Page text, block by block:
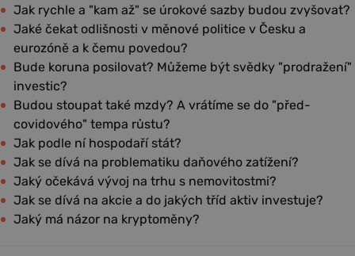
Jak rychle a "kam až" se úrokové sazby budou zvyšovat?
Jaké čekat odlišnosti v měnové politice v Česku a
eurozóně a k čemu povedou?
Bude koruna posilovat? Můžeme být svědky "prodražení"
investic?
Budou stoupat také mzdy? A vrátíme se do "před-
covidového" tempa růstu?
Jak podle ní hospodaří stát?
Jak se dívá na problematiku daňového zatížení?
Jaký očekává vývoj na trhu s nemovitostmi?
Jak se dívá na akcie a do jakých tříd aktiv investuje?
Jaký má názor na kryptoměny?